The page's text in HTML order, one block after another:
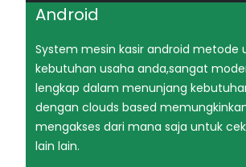
Android
System mesin kasir android metode
kebutuhan usaha anda,sangat
lengkap dalam menunjang
dengan clouds based
mengakses dari mana saja untuk
lain lain.